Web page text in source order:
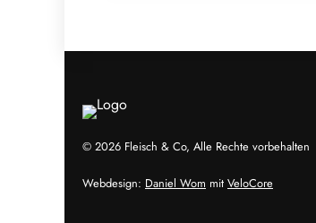
© 2026 Fleisch & Co, Alle Rechte vorbehalten
Webdesign: Daniel Wom mit VeloCore